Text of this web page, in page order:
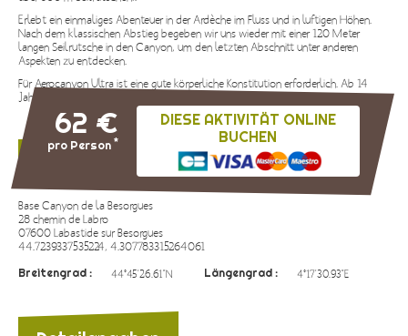
62 €
pro Person*
DIESE AKTIVITÄT ONLINE
BUCHEN
Erlebt ein einmaliges Abenteuer in der Ardèche im Fluss und in luftigen Höhen.
Nach dem klassischen Abstieg begeben wir uns wieder mit einer 120 Meter
langen Seilrutsche in den Canyon, um den letzten Abschnitt unter anderen
Aspekten zu entdecken.
Für Aerocanyon Ultra ist eine gute körperliche Konstitution erforderlich. Ab 14
Jahre.
Wo findet diese Aktivität statt ?
Base Canyon de la Besorgues
28 chemin de Labro
07600 Labastide sur Besorgues
44.7239337535224, 4.307783315264061
Breitengrad : 44°45'26.61"N Längengrad : 4°17'30.93"E